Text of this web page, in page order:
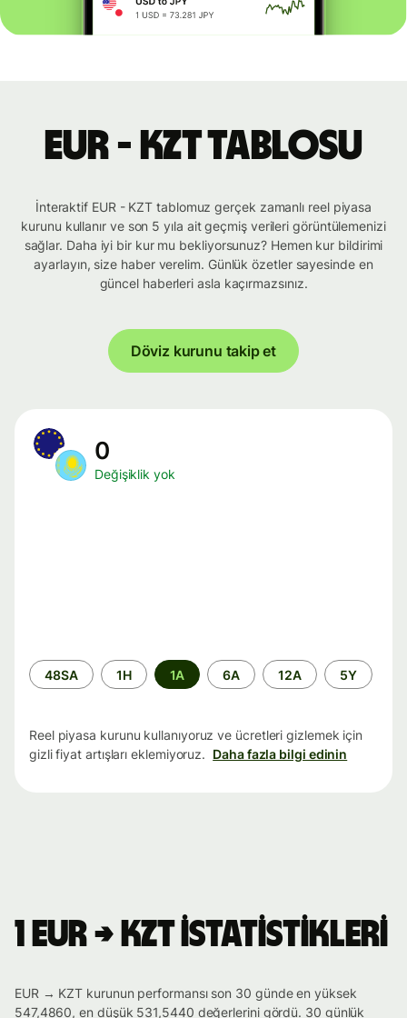
EUR - KZT tablosu
İnteraktif EUR - KZT tablomuz gerçek zamanlı reel piyasa
kurunu kullanır ve son 5 yıla ait geçmiş verileri görüntülemenizi
sağlar. Daha iyi bir kur mu bekliyorsunuz? Hemen kur bildirimi
ayarlayın, size haber verelim. Günlük özetler sayesinde en
güncel haberleri asla kaçırmazsınız.
Döviz kurunu takip et
0
Değişiklik yok
Zaman
aralığı
48SA 1H 1A 6A 12A 5Y
Reel piyasa kurunu kullanıyoruz ve ücretleri gizlemek için
gizli fiyat artışları eklemiyoruz. Daha fazla bilgi edinin
1 EUR → KZT istatistikleri
EUR → KZT kurunun performansı son 30 günde en yüksek
547,4860, en düşük 531,5440 değerlerini gördü. 30 günlük